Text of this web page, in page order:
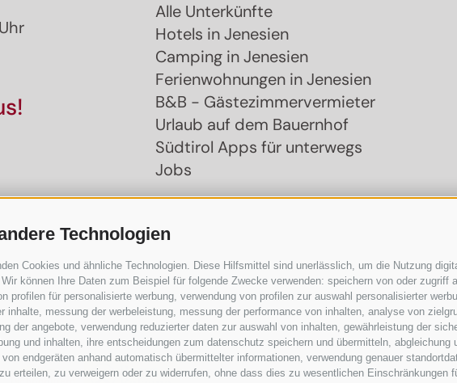
Technologien
Cookies und ähnliche Technologien. Diese Hilfsmittel sind unerlässlich, um die Nutzung
können Ihre Daten zum Beispiel für folgende Zwecke verwenden: speichern von oder zugriff
profilen für personalisierte werbung, verwendung von profilen zur auswahl personalisierter
inhalte, messung der werbeleistung, messung der performance von inhalten, analyse von
der angebote, verwendung reduzierter daten zur auswahl von inhalten, gewährleistung der
und inhalten, ihre entscheidungen zum datenschutz speichern und übermitteln,
endgeräten anhand automatisch übermittelter informationen, verwendung genauer
erteilen, zu verweigern oder zu widerrufen, ohne dass dies zu wesentlichen Einschränkungen
Alle Unterkünfte
Hotels in Jenesien
Camping in Jenesien
Ferienwohnungen in Jenesien
B&B - Gästezimmervermieter
Urlaub auf dem Bauernhof
Südtirol Apps für unterwegs
Jobs